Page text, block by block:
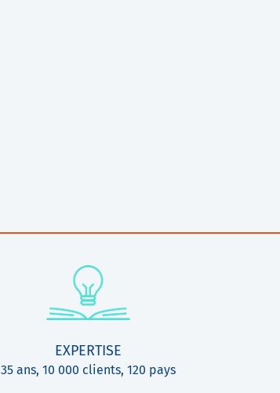
EXPERTISE
35 ans, 10 000 clients, 120 pays